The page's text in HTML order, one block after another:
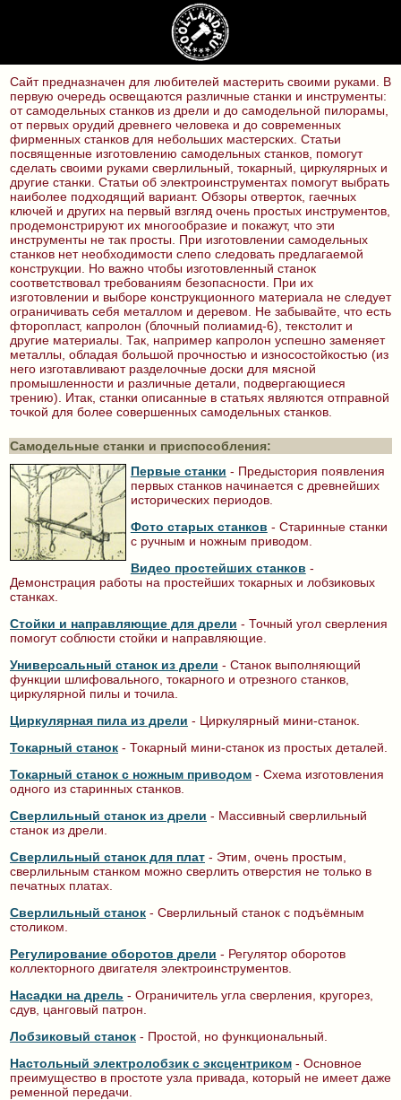
Сайт предназначен для любителей мастерить своими руками. В
первую очередь освещаются различные станки и инструменты:
от самодельных станков из дрели и до самодельной пилорамы,
от первых орудий древнего человека и до современных
фирменных станков для небольших мастерских. Статьи
посвященные изготовлению самодельных станков, помогут
сделать своими руками сверлильный, токарный, циркулярных и
другие станки. Статьи об электроинструментах помогут выбрать
наиболее подходящий вариант. Обзоры отверток, гаечных
ключей и других на первый взгляд очень простых инструментов,
продемонстрируют их многообразие и покажут, что эти
инструменты не так просты. При изготовлении самодельных
станков нет необходимости слепо следовать предлагаемой
конструкции. Но важно чтобы изготовленный станок
соответствовал требованиям безопасности. При их
изготовлении и выборе конструкционного материала не следует
ограничивать себя металлом и деревом. Не забывайте, что есть
фторопласт, капролон (блочный полиамид-6), текстолит и
другие материалы. Так, например капролон успешно заменяет
металлы, обладая большой прочностью и износостойкостью (из
него изготавливают разделочные доски для мясной
промышленности и различные детали, подвергающиеся
трению). Итак, станки описанные в статьях являются отправной
точкой для более совершенных самодельных станков.
Самодельные станки и приспособления:
Первые станки - Предыстория появления
первых станков начинается с древнейших
исторических периодов.
Фото старых станков - Старинные станки
с ручным и ножным приводом.
Видео простейших станков -
Демонстрация работы на простейших токарных и лобзиковых
станках.
Стойки и направляющие для дрели - Точный угол сверления
помогут соблюсти стойки и направляющие.
Универсальный станок из дрели - Станок выполняющий
функции шлифовального, токарного и отрезного станков,
циркулярной пилы и точила.
Циркулярная пила из дрели - Циркулярный мини-станок.
Токарный станок - Токарный мини-станок из простых деталей.
Токарный станок с ножным приводом - Схема изготовления
одного из старинных станков.
Сверлильный станок из дрели - Массивный сверлильный
станок из дрели.
Сверлильный станок для плат - Этим, очень простым,
сверлильным станком можно сверлить отверстия не только в
печатных платах.
Сверлильный станок - Сверлильный станок с подъёмным
столиком.
Регулирование оборотов дрели - Регулятор оборотов
коллекторного двигателя электроинструментов.
Насадки на дрель - Ограничитель угла сверления, кругорез,
сдув, цанговый патрон.
Лобзиковый станок - Простой, но функциональный.
Настольный электролобзик с эксцентриком - Основное
преимущество в простоте узла привада, который не имеет даже
ременной передачи.